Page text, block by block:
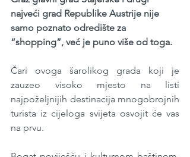
najveći grad Republike Austrije nije
samo poznato odredište za
“shopping”, već je puno više od toga.
Čari ovoga šarolikog grada koji je
zauzeo visoko mjesto na listi
najpoželjnijih destinacija mnogobrojnih
turista iz cijeloga svijeta osvojit će vas
na prvu.